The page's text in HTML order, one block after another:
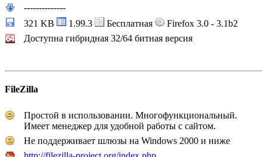
--------------
321 KB
1.99.3 Бесплатная
Firefox 3.0 - 3.1b2
Доступна гибридная 32/64 битная версия
FileZilla
Простой в использовании. Многофункциональный.
Имеет менеджер для удобной работы с сайтом.
Не поддерживает шлюзы на Windows 2000 и ниже